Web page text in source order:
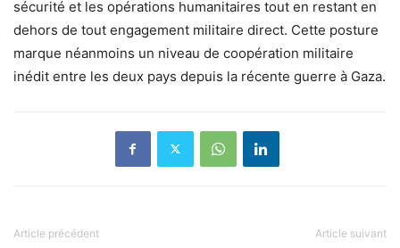
sécurité et les opérations humanitaires tout en restant en
dehors de tout engagement militaire direct. Cette posture
marque néanmoins un niveau de coopération militaire
inédit entre les deux pays depuis la récente guerre à Gaza.
Article précédent Article suivant